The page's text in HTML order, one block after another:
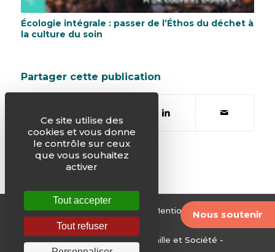
Nous soutenir
Écologie intégrale : passer de l’Éthos du déchet à
la culture du soin
Partager cette publication
© Justice & Paix -Plan du site Mentions légales-
Edité par le Service National Famille et Société -
Ce site utilise des
cookies et vous donne
le contrôle sur ceux
que vous souhaitez
activer
Tout accepter
Tout refuser